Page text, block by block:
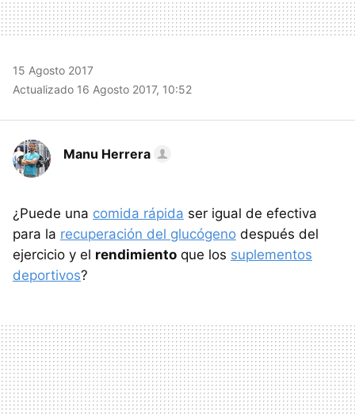
15 Agosto 2017
Actualizado 16 Agosto 2017, 10:52
Manu Herrera
¿Puede una comida rápida ser igual de efectiva
para la recuperación del glucógeno después del
ejercicio y el rendimiento que los suplementos
deportivos?